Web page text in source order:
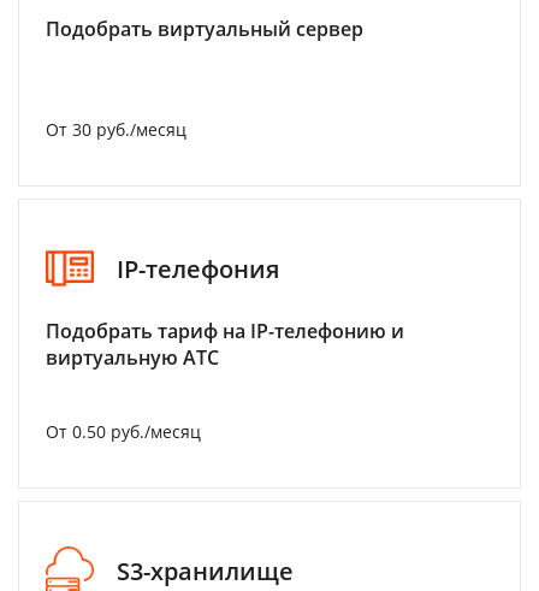
Подобрать виртуальный сервер
От 30 руб./месяц
IP-телефония
Подобрать тариф на IP-телефонию и
виртуальную АТС
От 0.50 руб./месяц
S3-хранилище